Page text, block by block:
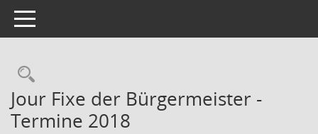
Toggle navigation
Rechercheauswahl
Jour Fixe der Bürgermeister -
Termine 2018